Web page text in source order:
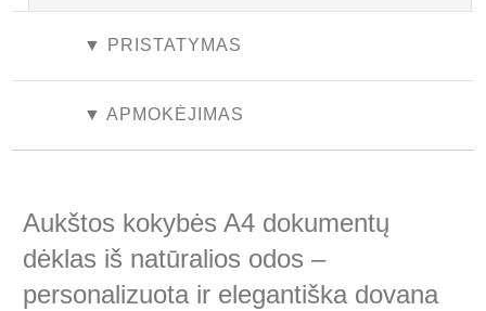
▼ PRISTATYMAS
▼ APMOKĖJIMAS
Aukštos kokybės A4 dokumentų
dėklas iš natūralios odos –
personalizuota ir elegantiška dovana